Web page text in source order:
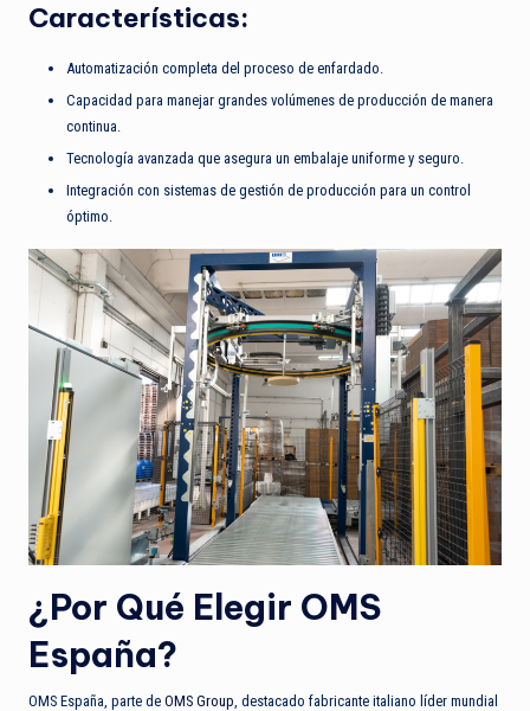
Características:
Automatización completa del proceso de enfardado.
Capacidad para manejar grandes volúmenes de producción de manera
continua.
Tecnología avanzada que asegura un embalaje uniforme y seguro.
Integración con sistemas de gestión de producción para un control
óptimo.
¿Por Qué Elegir OMS
España?
OMS España, parte de OMS Group , destacado fabricante italiano líder mundial